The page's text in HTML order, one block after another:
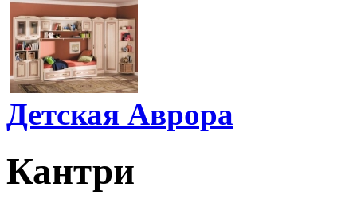
Детская Аврора
Кантри